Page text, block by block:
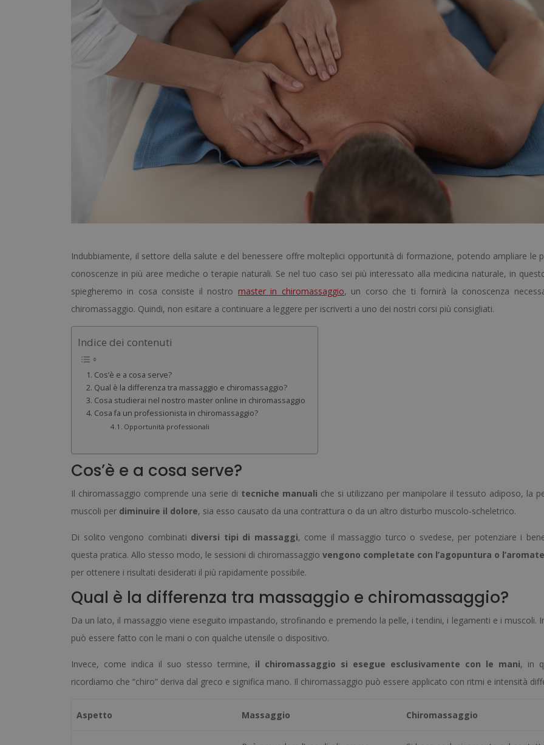
Indubbiamente, il settore della salute e del benessere offre molteplici opportunità di formazione, potendo ampliare le
conoscenze in più aree mediche o terapie naturali. Se nel tuo caso sei più interessato alla medicina naturale, in
spiegheremo in cosa consiste il nostro master in chiromassaggio, un corso che ti fornirà la conoscenza
chiromassaggio. Quindi, non esitare a continuare a leggere per iscriverti a uno dei nostri corsi più consigliati.
Indice dei contenuti
Cos’è e a cosa serve?
Qual è la differenza tra massaggio e chiromassaggio?
Cosa studierai nel nostro master online in chiromassaggio
Cosa fa un professionista in chiromassaggio?
Opportunità professionali
Cos’è e a cosa serve?
Il chiromassaggio comprende una serie di tecniche manuali che si utilizzano per manipolare il tessuto adiposo, la
muscoli per diminuire il dolore, sia esso causato da una contrattura o da un altro disturbo muscolo-scheletrico.
Di solito vengono combinati diversi tipi di massaggi, come il massaggio turco o svedese, per potenziare i
questa pratica. Allo stesso modo, le sessioni di chiromassaggiovengono completate con l’agopuntura o
per ottenere i risultati desiderati il più rapidamente possibile.
Qual è la differenza tra massaggio e chiromassaggio?
Da un lato, il massaggio viene eseguito impastando, strofinando e premendo la pelle, i tendini, i legamenti e i muscoli.
può essere fatto con le mani o con qualche utensile o dispositivo.
Invece, come indica il suo stesso termine, il chiromassaggio si esegue esclusivamente con le mani, in
ricordiamo che “chiro” deriva dal greco e significa mano. Il chiromassaggio può essere applicato con ritmi e intensità
Aspetto Massaggio Chiromassaggio